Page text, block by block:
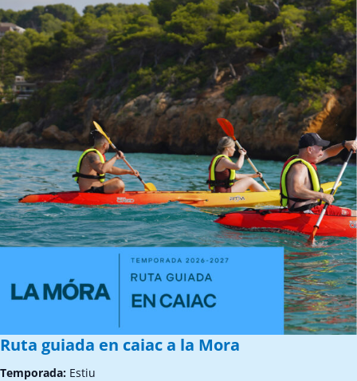
Ruta guiada en caiac a la Mora
Temporada: Estiu